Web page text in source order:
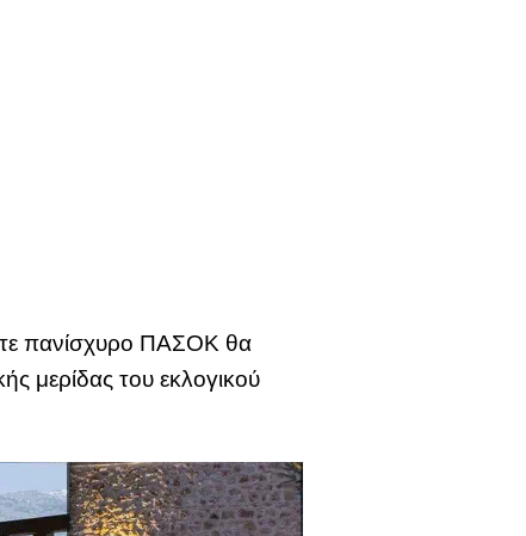
πανίσχυρο ΠΑΣΟΚ θα
μερίδας του εκλογικού